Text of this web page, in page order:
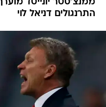
ממנצ'סטר יונייטד
התרנגולים דניאל לוי